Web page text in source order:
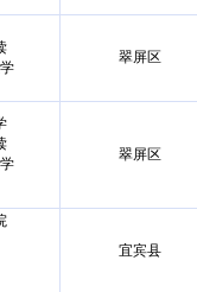
翠屏区
翠屏区
宜宾县